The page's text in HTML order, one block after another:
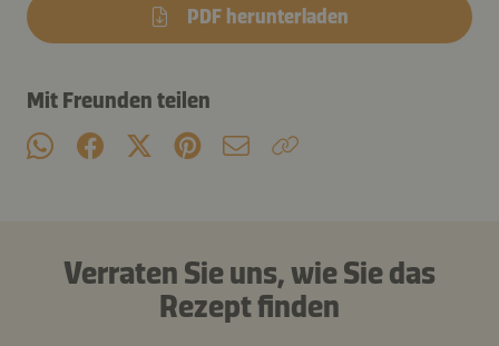
PDF herunterladen
Mit Freunden teilen
Verraten Sie uns, wie Sie das
Rezept finden